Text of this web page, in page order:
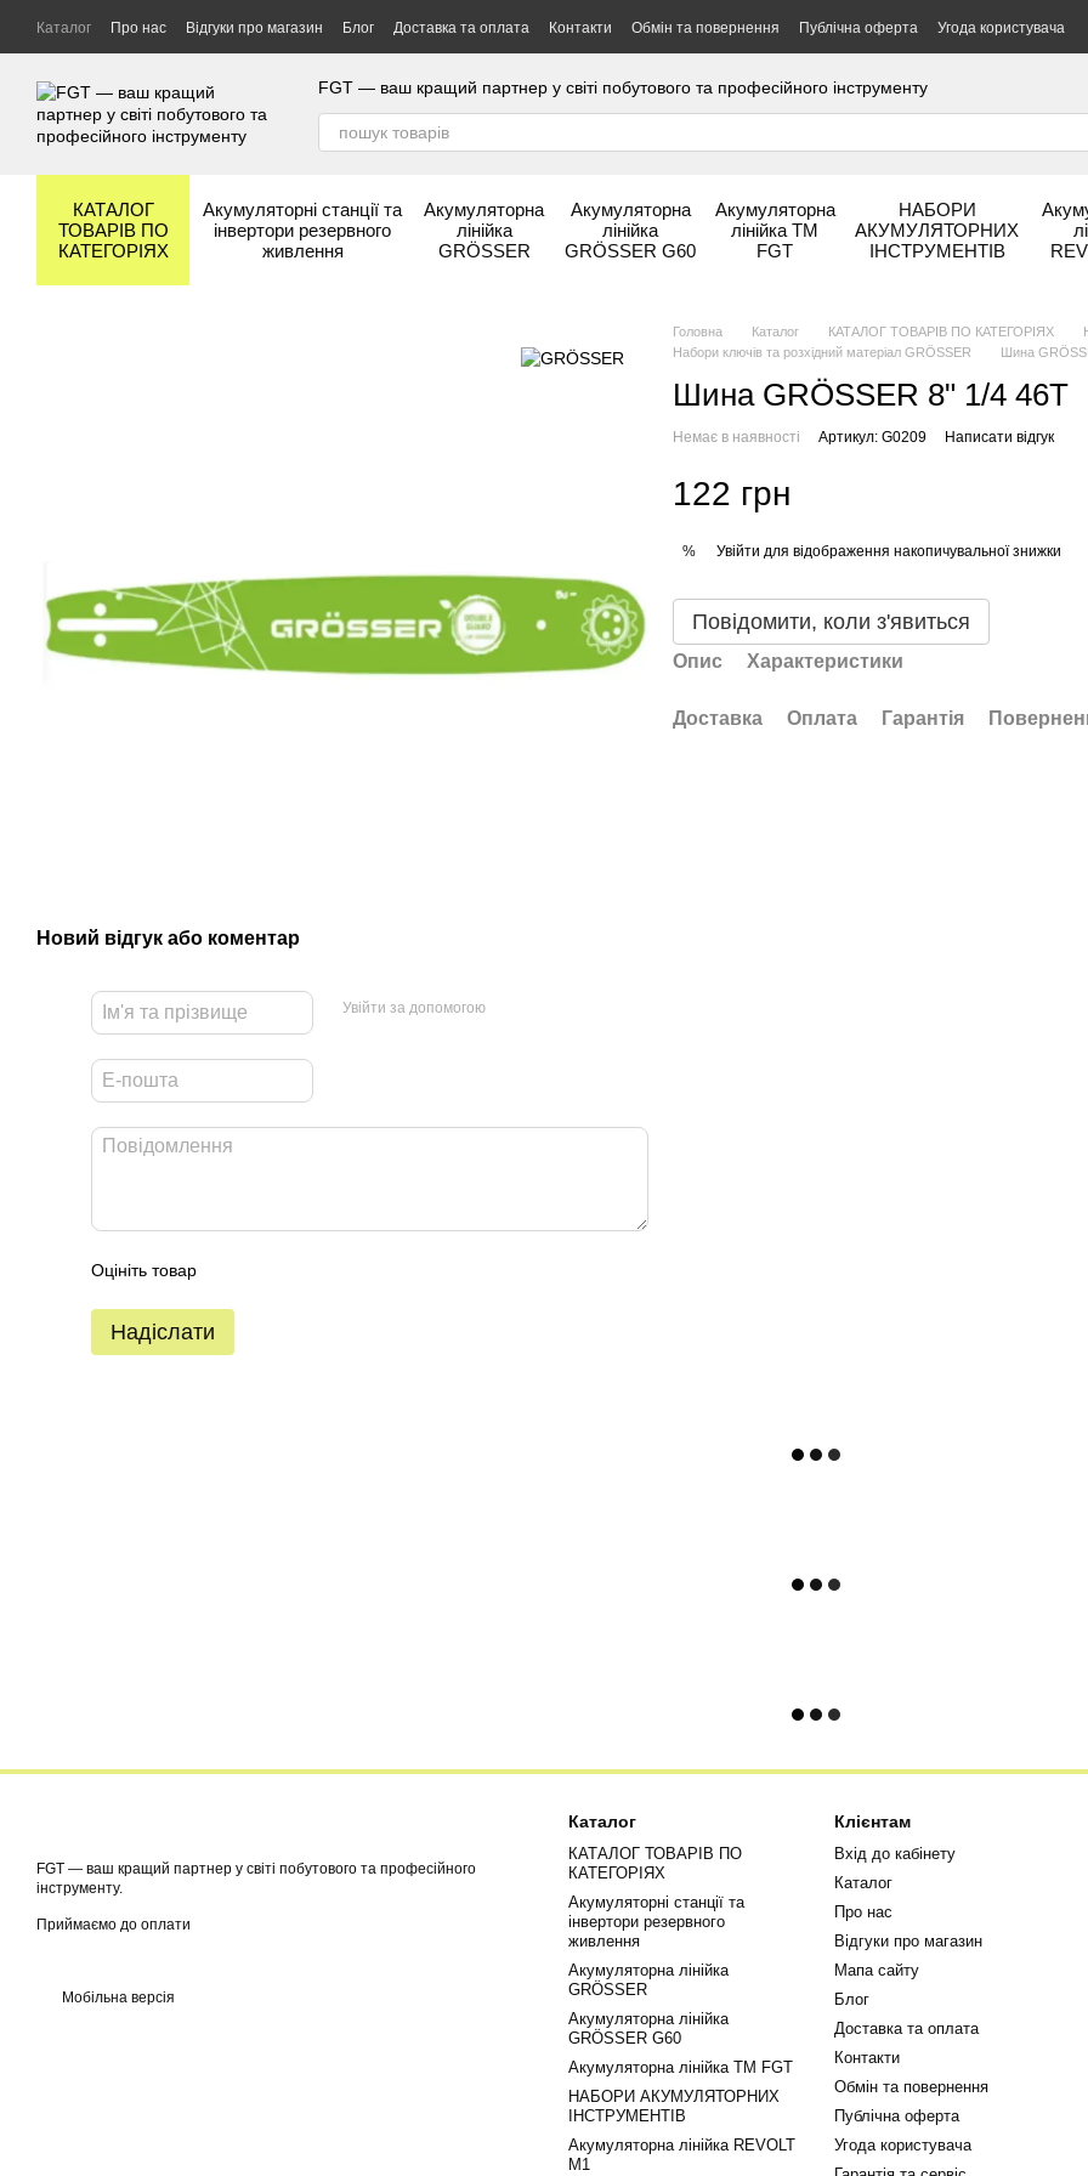
Перейти до основного контенту
Каталог Про нас Відгуки про магазин Блог Доставка та оплата Контакти Обмін та повернення Публічна оферта
Угода користувача
Гарантія та сервіс
Бренди
FGT — ваш кращий партнер у світі побутового та професійного інструменту
КАТАЛОГ
ТОВАРІВ ПО
КАТЕГОРІЯХ
Акумуляторні станції та
інвертори резервного
живлення
Акумуляторна
лінійка
GRÖSSER
Акумуляторна
лінійка
GRÖSSER G60
Акумуляторна
лінійка ТМ
FGT
НАБОРИ
АКУМУЛЯТОРНИХ
ІНСТРУМЕНТІВ
Новий відгук або коментар
Увійти за допомогою
Оцініть товар
Надіслати
Головна Каталог КАТАЛОГ ТОВАРІВ ПО КАТЕГОРІЯХ
Набори ключів та розхідний матеріал GRÖSSER
Шина
Шина GRÖSSER 8" 1/4 46T
Немає в наявності Артикул: G0209 Написати відгук
122 грн
% Увійти для відображення накопичувальної знижки
Повідомити, коли з'явиться
Опис Характеристики
Доставка Оплата Гарантія
FGT — ваш кращий партнер у світі побутового та професійного
інструменту.
Приймаємо до оплати
Мобільна версія
Каталог
КАТАЛОГ ТОВАРІВ ПО
КАТЕГОРІЯХ
Акумуляторні станції та
інвертори резервного
живлення
Акумуляторна лінійка
GRÖSSER
Акумуляторна лінійка
GRÖSSER G60
Акумуляторна лінійка ТМ FGT
НАБОРИ АКУМУЛЯТОРНИХ
ІНСТРУМЕНТІВ
Акумуляторна лінійка REVOLT
М1
Клієнтам
Вхід до кабінету
Каталог
Про нас
Відгуки про магазин
Мапа сайту
Блог
Доставка та оплата
Контакти
Обмін та повернення
Публічна оферта
Угода користувача